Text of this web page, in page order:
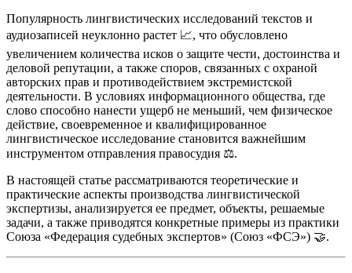
Популярность лингвистических исследований текстов и
аудиозаписей неуклонно растет 📈, что обусловлено
увеличением количества исков о защите чести, достоинства и
деловой репутации, а также споров, связанных с охраной
авторских прав и противодействием экстремистской
деятельности. В условиях информационного общества, где
слово способно нанести ущерб не меньший, чем физическое
действие, своевременное и квалифицированное
лингвистическое исследование становится важнейшим
инструментом отправления правосудия ⚖️.
В настоящей статье рассматриваются теоретические и
практические аспекты производства лингвистической
экспертизы, анализируется ее предмет, объекты, решаемые
задачи, а также приводятся конкретные примеры из практики
Союза «Федерация судебных экспертов» (Союз «ФСЭ») 🤝.